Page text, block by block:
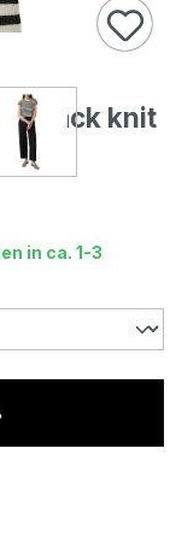
black knit
in ca. 1-3